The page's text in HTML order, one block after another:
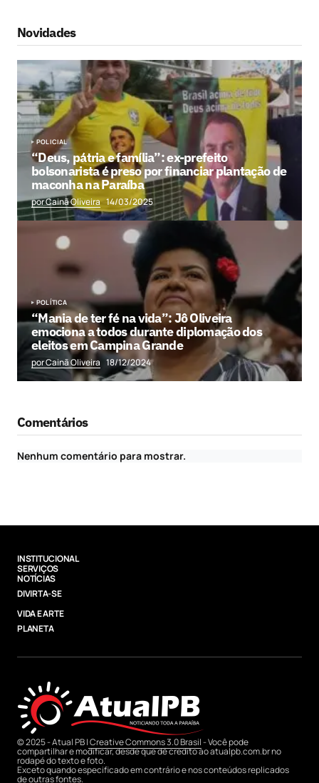
Novidades
POLICIAL
“Deus, pátria e família”: ex-prefeito
bolsonarista é preso por financiar plantação de
maconha na Paraíba
por Cainã Oliveira 14/03/2025
POLÍTICA
“Mania de ter fé na vida”: Jô Oliveira
emociona a todos durante diplomação dos
eleitos em Campina Grande
por Cainã Oliveira 18/12/2024
Comentários
Nenhum comentário para mostrar.
INSTITUCIONAL
SERVIÇOS
NOTÍCIAS
DIVIRTA-SE
VIDA E ARTE
PLANETA
© 2025 - Atual PB |Creative Commons 3.0 Brasil- Você pode
compartilhar e modificar, desde que dê credito ao atualpb.com.br no
rodapé do texto e foto.
Exceto quando especificado em contrário e nos conteúdos replicados
de outras fontes.